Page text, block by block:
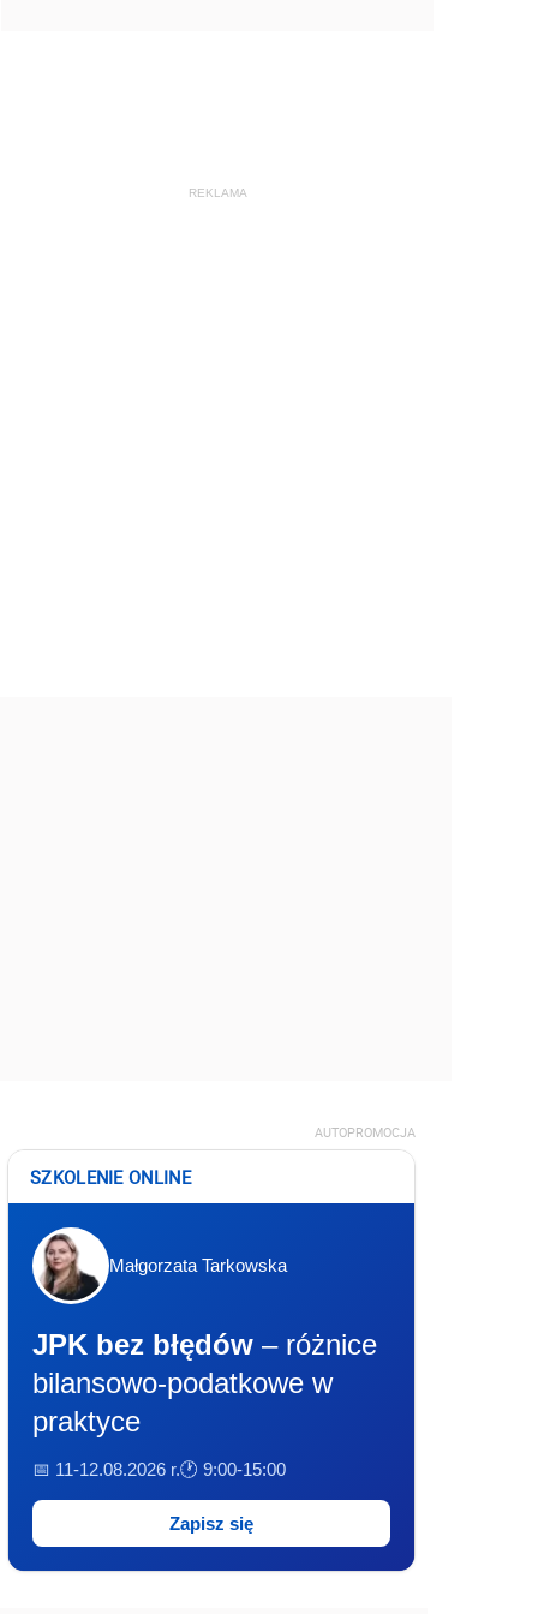
AUTOPROMOCJA
SZKOLENIE ONLINE
Małgorzata Tarkowska
JPK bez błędów – różnice
bilansowo-podatkowe w
praktyce
📅 11-12.08.2026 r.🕐 9:00-15:00
Zapisz się